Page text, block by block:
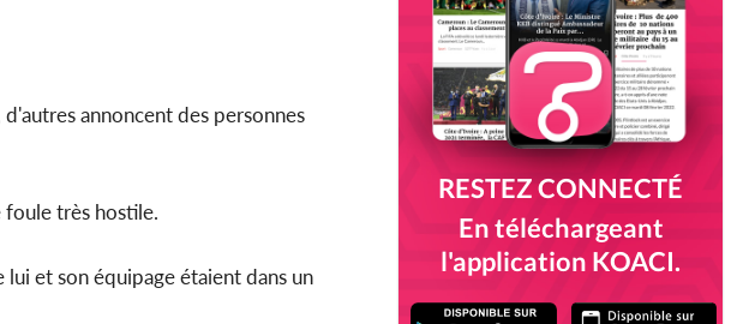
annoncent des personnes
foule très hostile.
et son équipage étaient dans un
RESTEZ CONNECTÉ
En téléchargeant
l'application KOACI.